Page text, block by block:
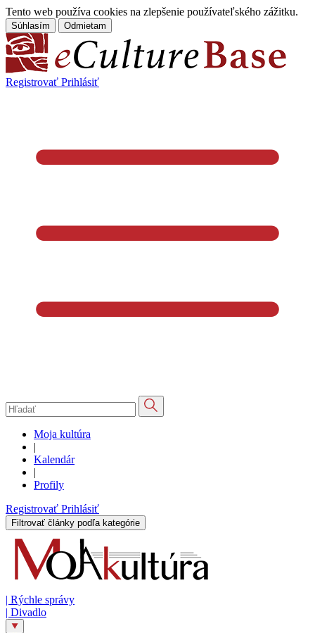
Tento web používa cookies na zlepšenie používateľského zážitku.
Súhlasím Odmietam
Registrovať Prihlásiť
Moja kultúra
|
Kalendár
|
Profily
Registrovať Prihlásiť
Filtrovať články podľa kategórie
| Rýchle správy
| Divadlo